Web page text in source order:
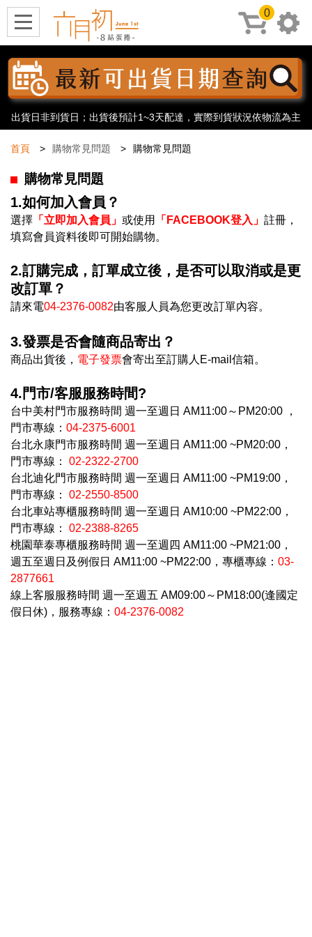
出貨日非到貨日；出貨後預計1~3天配達，實際到貨狀況依物流為主
首頁 購物常見問題 購物常見問題
購物常見問題
1.如何加入會員？
選擇 「立即加入會員」 或使用 「FACEBOOK登入」 註冊，
填寫會員資料後即可開始購物。
2.訂購完成，訂單成立後，是否可以取消或是更
改訂單？
請來電04-2376-0082由客服人員為您更改訂單內容。
3.發票是否會隨商品寄出？
商品出貨後， 電子發票會寄出至訂購人E-mail信箱。
4.門市/客服服務時間?
台中美村門市服務時間 週一至週日 AM11:00～PM20:00 ，
門市專線： 04-2375-6001
台北永康門市服務時間 週一至週日 AM11:00 ~PM20:00，
門市專線： 02-2322-2700
台北迪化門市服務時間 週一至週日 AM11:00 ~PM19:00，
門市專線： 02-2550-8500
台北車站專櫃服務時間 週一至週日 AM10:00 ~PM22:00，
門市專線： 02-2388-8265
桃園華泰專櫃服務時間 週一至週四 AM11:00 ~PM21:00，
週五至週日及例假日 AM11:00 ~PM22:00，專櫃專線： 03-
2877661
線上客服服務時間 週一至週五 AM09:00～PM18:00(逢國定
假日休)，服務專線： 04-2376-0082
0